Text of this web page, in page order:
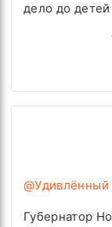
дело до
@Удивлённый
Губернатор